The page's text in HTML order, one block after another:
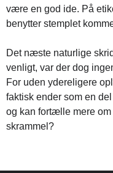
være en god ide. På
benytter stemplet
Det næste naturlige
venligt, var der dog
For uden ydereligere
faktisk ender som en
og kan fortælle mere om
skrammel?